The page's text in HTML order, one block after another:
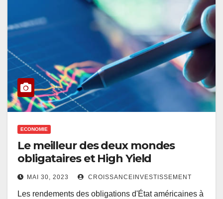
ECONOMIE
Le meilleur des deux mondes
obligataires et High Yield
MAI 30, 2023 CROISSANCEINVESTISSEMENT
Les rendements des obligations d'État américaines à